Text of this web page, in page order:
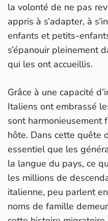
la volonté de ne pas
appris à s’adapter, à
enfants et petits-
s’épanouir pleinement
qui les ont accueillis.
Grâce à une capacité
Italiens ont embrassé
sont harmonieusement
hôte. Dans cette quête
essentiel que les
la langue du pays, ce
les millions de
italienne, peu parlent
noms de famille